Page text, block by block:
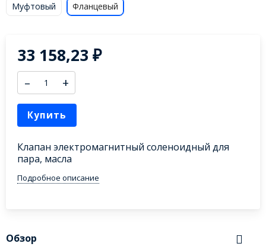
Муфтовый
Фланцевый
33 158,23₽
– +
Купить
Клапан электромагнитный соленоидный для
пара, масла
Подробное описание
Обзор